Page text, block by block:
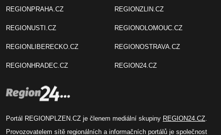
REGIONPRAHA.CZ
REGIONUSTI.CZ
REGIONLIBERECKO.CZ
REGIONHRADEC.CZ
REGIONZLIN.CZ
REGIONOLOMOUC.CZ
REGIONOSTRAVA.CZ
REGION24.CZ
Portál REGIONPLZEN.CZ je členem mediální skupiny REGION24.CZ.
Provozovatelem sítě regionálních a informačních portálů je společnost